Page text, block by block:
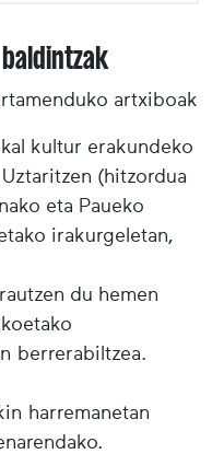
artxiboak
kultur erakundeko
(hitzordua
eta Paueko
irakurgeletan,
du hemen
berrerabiltzea.
harremanetan